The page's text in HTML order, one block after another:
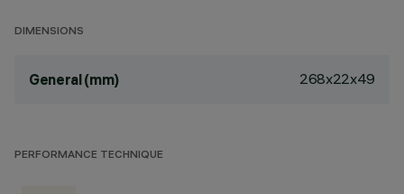
DIMENSIONS
General (mm) 268x22x49
PERFORMANCE TECHNIQUE